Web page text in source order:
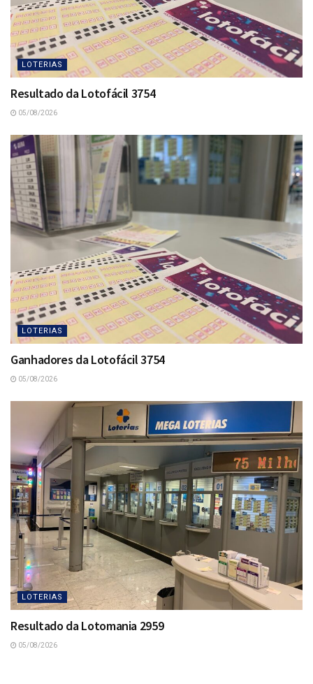
LOTERIAS
Resultado da Lotofácil 3754
05/08/2026
LOTERIAS
Ganhadores da Lotofácil 3754
05/08/2026
LOTERIAS
Resultado da Lotomania 2959
05/08/2026